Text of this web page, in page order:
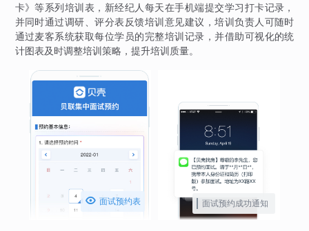
卡》等系列培训表，新经纪人每天在手机端提交学习打卡记录，
并同时通过调研、评分表反馈培训意见建议，培训负责人可随时
通过麦客系统获取每位学员的完整培训记录，并借助可视化的统
计图表及时调整培训策略，提升培训质量。
 面试预约表 面试预约成功通知